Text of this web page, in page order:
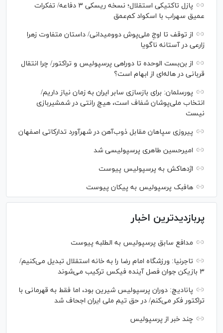
پازل تاکتیکی استقلال؛ نسخه ریسکی ۳ دفاعه/ تفکرات
عمیق سهراب با اسکواد کم‌عمق
از توقف تا اوجِ ملی‌پوش دوومیدانی/ داستان متفاوت زهرا
زارعی در آستانه ناگویا
از بن‌بست الوحده تا دوراهی پرسپولیس و تراکتور/ چرا انتقال
قربانی در هاله‌ای از ابهام است؟
پورسلمان: برای بازسازی سابر ایران به زمان نیاز داریم/
انتخاب ملی‌پوشان شفاف است، هیچ رانتی در شمشیربازی
نیست
پیروزی سپاهان مقابل ذوب‌آهن در شهرآورد تدارکاتی اصفهان
امیرحسین طاهری پرسپولیسی شد
اژدهاکش به پرسپولیس پیوست
هافبک پرسپولیس به پیکان پیوست
پربازدیدترین اخبار
مدافع سابق پرسپولیس به الطلبه پیوست
تاجرنیا: ورزشگاه امام رضا را به خانه استقلال تبدیل می‌کنیم/
۳ بازیکن جوان فصل آینده فیکس ترکیب می‌شوند
پانادیچ: دوران پرسپولیس شیرین بود، اما فقط به قهرمانی با
تراکتور فکر می‌کنم/ در حق تیم ملی ایران اجحاف شد
چند خبر از پرسپولیس